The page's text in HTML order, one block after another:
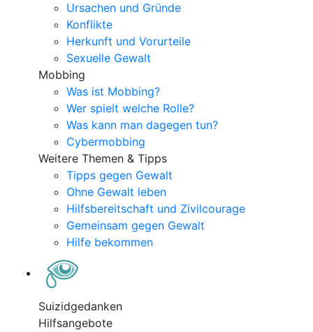
Ursachen und Gründe
Konflikte
Herkunft und Vorurteile
Sexuelle Gewalt
Mobbing
Was ist Mobbing?
Wer spielt welche Rolle?
Was kann man dagegen tun?
Cybermobbing
Weitere Themen & Tipps
Tipps gegen Gewalt
Ohne Gewalt leben
Hilfsbereitschaft und Zivilcourage
Gemeinsam gegen Gewalt
Hilfe bekommen
Suizidgedanken
Hilfsangebote